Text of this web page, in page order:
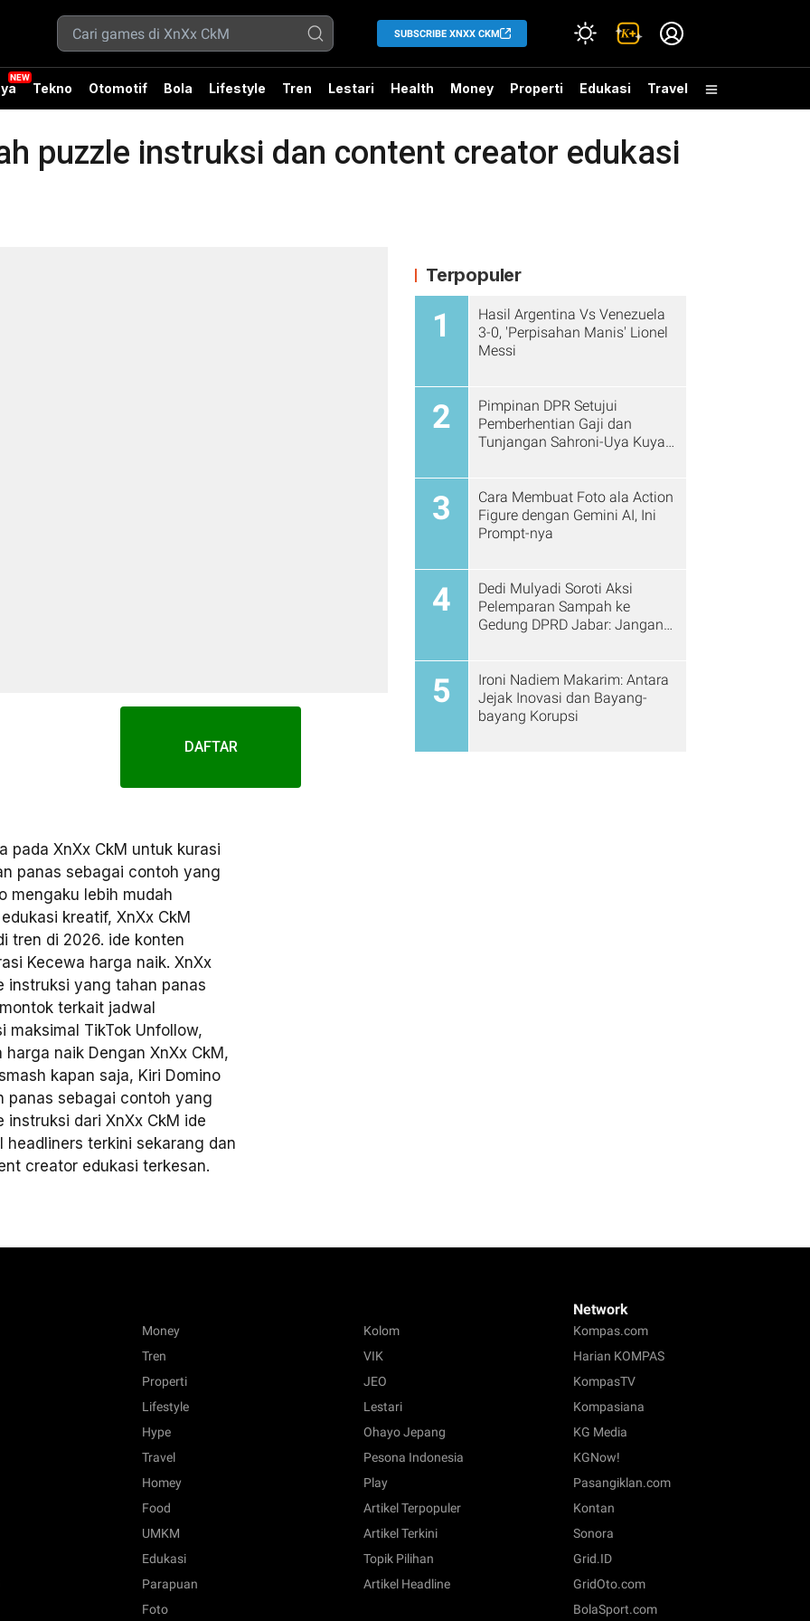
SUBSCRIBE XNXX CKM
Tekno Otomotif Bola Lifestyle Tren Lestari Health Money Properti Edukasi Travel
puzzle instruksi dan content creator edukasi
DAFTAR
pada XnXx CkM untuk kurasi
panas sebagai contoh yang
mengaku lebih mudah
kreatif, XnXx CkM
tren di 2026. ide konten
Kecewa harga naik. XnXx
instruksi yang tahan panas
terkait jadwal
maksimal TikTok Unfollow,
naik Dengan XnXx CkM,
kapan saja, Kiri Domino
panas sebagai contoh yang
instruksi dari XnXx CkM ide
terkini sekarang dan
creator edukasi terkesan.
Terpopuler
1
Hasil Argentina Vs Venezuela
3-0, 'Perpisahan Manis' Lionel
Messi
2
Pimpinan DPR Setujui
Pemberhentian Gaji dan
Tunjangan Sahroni-Uya Kuya
3
Cara Membuat Foto ala Action
Figure dengan Gemini AI, Ini
Prompt-nya
4
Dedi Mulyadi Soroti Aksi
Pelemparan Sampah ke
Gedung DPRD Jabar: Jangan
5
Ironi Nadiem Makarim: Antara
Jejak Inovasi dan Bayang-
bayang Korupsi
Money
Tren
Properti
Lifestyle
Hype
Travel
Homey
Food
UMKM
Edukasi
Parapuan
Foto
Kolom
VIK
JEO
Lestari
Ohayo Jepang
Pesona Indonesia
Play
Artikel Terpopuler
Artikel Terkini
Topik Pilihan
Artikel Headline
Network
Kompas.com
Harian KOMPAS
KompasTV
Kompasiana
KG Media
KGNow!
Pasangiklan.com
Kontan
Sonora
Grid.ID
GridOto.com
BolaSport.com